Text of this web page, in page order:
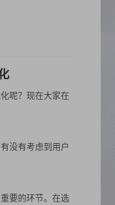
呢？现在大家在
没有考虑到用户
要的环节。在选